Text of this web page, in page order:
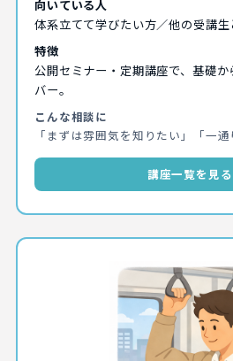
向いている人
体系立てて学びたい方／他の受講
特徴
公開セミナー・定期講座で、基礎
バー。
こんな相談に
「まずは雰囲気を知りたい」「一通
講座一覧を見